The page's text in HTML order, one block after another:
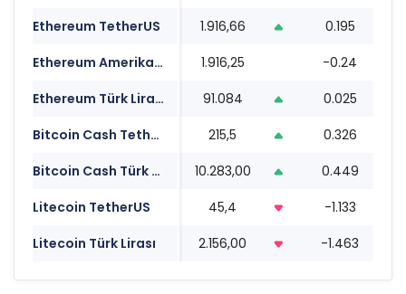
Ethereum TetherUS
1.916,66 0.195
Ethereum Amerikan Doları
1.916,25 -0.24
Ethereum Türk Lirası
91.084 0.025
Bitcoin Cash TetherUS
215,5 0.326
Bitcoin Cash Türk Lirası
10.283,00 0.449
Litecoin TetherUS
45,4 -1.133
Litecoin Türk Lirası
2.156,00 -1.463